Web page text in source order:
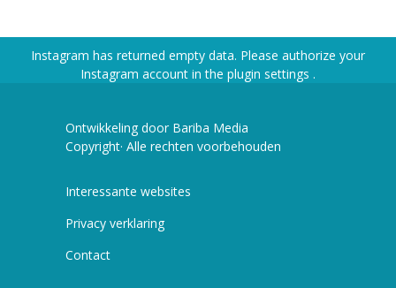
Instagram has returned empty data. Please authorize your
Instagram account in the plugin settings .
Ontwikkeling door Bariba Media
Copyright· Alle rechten voorbehouden
Interessante websites
Privacy verklaring
Contact